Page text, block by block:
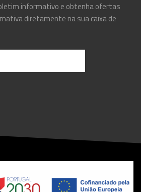
informativo e obtenha ofertas
diretamente na sua caixa de